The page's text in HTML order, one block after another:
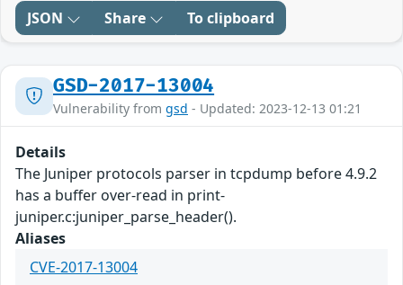
JSON Share To clipboard
GSD-2017-13004
Vulnerability from gsd - Updated: 2023-12-13 01:21
Details
The Juniper protocols parser in tcpdump before 4.9.2
has a buffer over-read in print-
juniper.c:juniper_parse_header().
Aliases
CVE-2017-13004